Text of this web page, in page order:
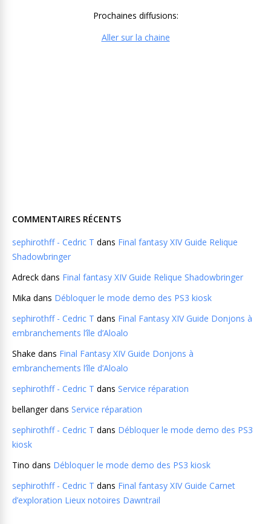
Prochaines diffusions:
Aller sur la chaine
COMMENTAIRES RÉCENTS
sephirothff - Cedric T dans Final fantasy XIV Guide Relique
Shadowbringer
Adreck dans Final fantasy XIV Guide Relique Shadowbringer
Mika dans Débloquer le mode demo des PS3 kiosk
sephirothff - Cedric T dans Final Fantasy XIV Guide Donjons à
embranchements l’île d’Aloalo
Shake dans Final Fantasy XIV Guide Donjons à
embranchements l’île d’Aloalo
sephirothff - Cedric T dans Service réparation
bellangerdans Service réparation
sephirothff - Cedric T dans Débloquer le mode demo des PS3
kiosk
Tino dans Débloquer le mode demo des PS3 kiosk
sephirothff - Cedric T dans Final fantasy XIV Guide Carnet
d’exploration Lieux notoires Dawntrail